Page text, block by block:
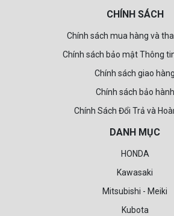
CHÍNH SÁCH
Chính sách mua hàng và
Chính sách bảo mật Thông
Chính sách giao hàng
Chính sách bảo hành
Chính Sách Đổi Trả và
DANH MỤC
HONDA
Kawasaki
Mitsubishi - Meiki
Kubota